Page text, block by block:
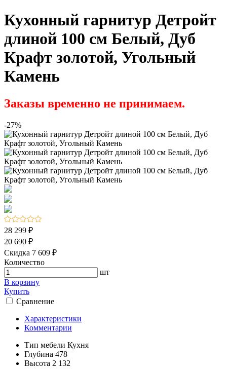
Кухонный гарнитур Детройт
длиной 100 см Белый, Дуб
Крафт золотой, Угольный
Камень
Заказы временно не принимаем.
-27%
28 299 ₽
20 690 ₽
Скидка 7 609 ₽
Количество
шт
В корзину
Купить
Сравнение
Характеристики
Комментарии
Тип мебели Кухня
Глубина 478
Высота 2 132